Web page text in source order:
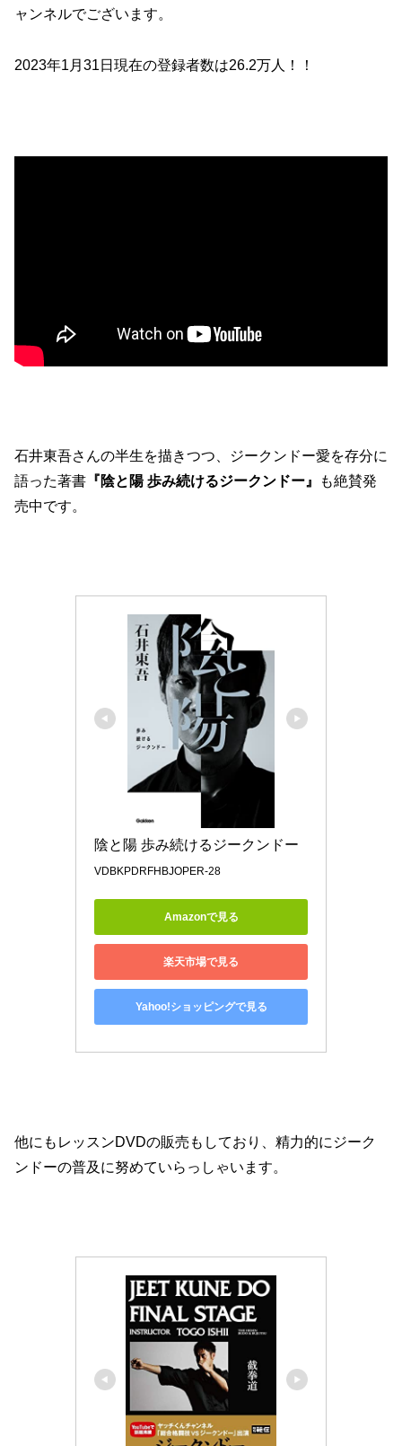
ャンネルでございます。
2023年1月31日現在の登録者数は26.2万人！！
石井東吾さんの半生を描きつつ、ジークンドー愛を存分に
語った著書 『陰と陽 歩み続けるジークンドー』
も絶賛発
売中です。
陰と陽 歩み続けるジークンドー
VDBKPDRFHBJOPER-28
Amazonで見る
楽天市場で見る
Yahoo!ショッピングで見る
他にもレッスンDVDの販売もしており、精力的にジーク
ンドーの普及に努めていらっしゃいます。